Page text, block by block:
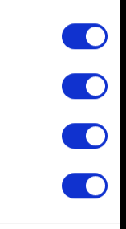
scanning it for
data is processed
1440p 이상인
활성화하는 것이